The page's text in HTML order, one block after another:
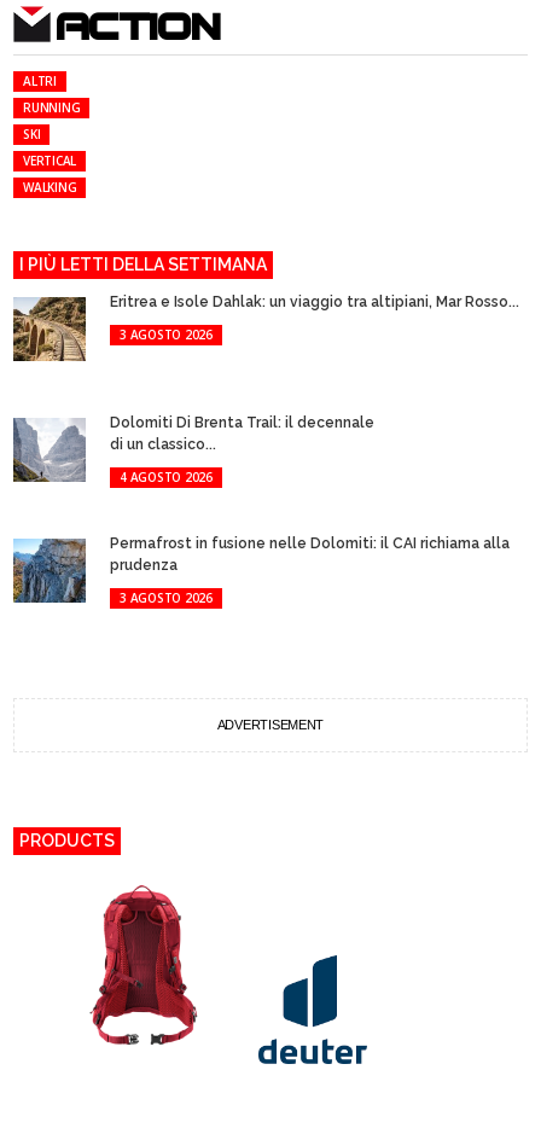
ACTION
ALTRI
RUNNING
SKI
VERTICAL
WALKING
I PIÙ LETTI DELLA SETTIMANA
Eritrea e Isole Dahlak: un viaggio tra altipiani, Mar Rosso...
3 AGOSTO 2026
Dolomiti Di Brenta Trail: il decennale
di un classico...
4 AGOSTO 2026
Permafrost in fusione nelle Dolomiti: il CAI richiama alla
prudenza
3 AGOSTO 2026
ADVERTISEMENT
PRODUCTS